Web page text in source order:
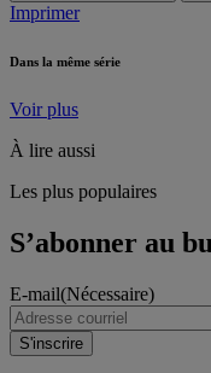
Imprimer
Dans la même série
Voir plus
À lire aussi
Les plus populaires
S’abonner au
E-mail(Nécessaire)
S'inscrire